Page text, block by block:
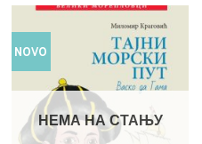
NOVO
НЕМА НА СТАЊУ